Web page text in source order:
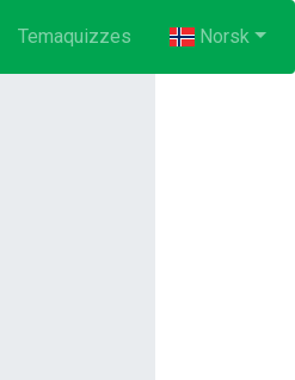
Temaquizzes Norsk